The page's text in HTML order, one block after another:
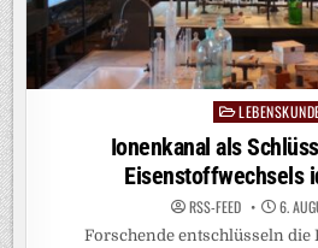
Posted
Ionenkanal als
Eisenstoffwechsels
RSS-FEED 6.
Forschende entschlüsseln die